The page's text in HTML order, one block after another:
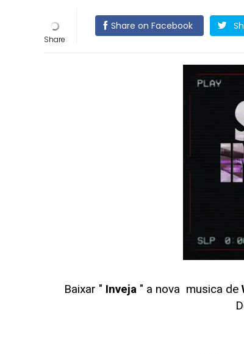
Share on Facebook
Baixar " Inveja" a nova musica de